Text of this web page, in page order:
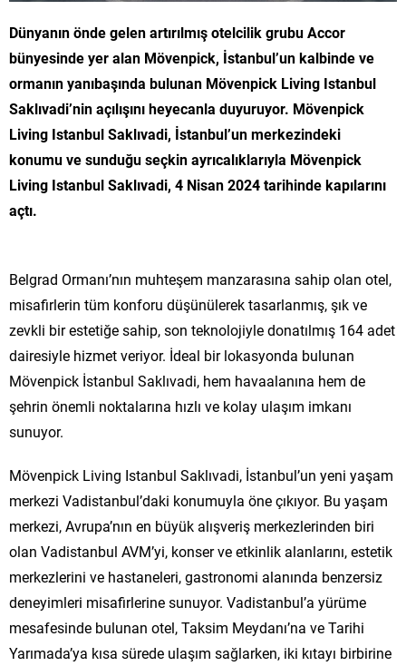
Dünyanın önde gelen artırılmış otelcilik grubu Accor
bünyesinde yer alan Mövenpick, İstanbul’un kalbinde ve
ormanın yanıbaşında bulunan Mövenpick Living Istanbul
Saklıvadi’nin açılışını heyecanla duyuruyor. Mövenpick
Living Istanbul Saklıvadi, İstanbul’un merkezindeki
konumu ve sunduğu seçkin ayrıcalıklarıyla Mövenpick
Living Istanbul Saklıvadi, 4 Nisan 2024 tarihinde kapılarını
açtı.
Belgrad Ormanı’nın muhteşem manzarasına sahip olan otel,
misafirlerin tüm konforu düşünülerek tasarlanmış, şık ve
zevkli bir estetiğe sahip, son teknolojiyle donatılmış 164 adet
dairesiyle hizmet veriyor. İdeal bir lokasyonda bulunan
Mövenpick İstanbul Saklıvadi, hem havaalanına hem de
şehrin önemli noktalarına hızlı ve kolay ulaşım imkanı
sunuyor.
Mövenpick Living Istanbul Saklıvadi, İstanbul’un yeni yaşam
merkezi Vadistanbul’daki konumuyla öne çıkıyor. Bu yaşam
merkezi, Avrupa’nın en büyük alışveriş merkezlerinden biri
olan Vadistanbul AVM’yi, konser ve etkinlik alanlarını, estetik
merkezlerini ve hastaneleri, gastronomi alanında benzersiz
deneyimleri misafirlerine sunuyor. Vadistanbul’a yürüme
mesafesinde bulunan otel, Taksim Meydanı’na ve Tarihi
Yarımada’ya kısa sürede ulaşım sağlarken, iki kıtayı birbirine